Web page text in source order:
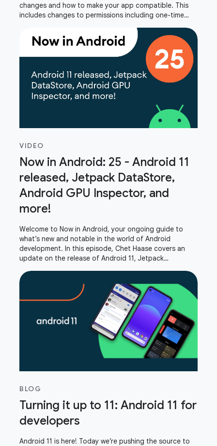
changes and how to make your app compatible. This
includes changes to permissions including one-time
VIDEO
Now in Android: 25 - Android 11
released, Jetpack DataStore,
Android GPU Inspector, and
more!
Welcome to Now in Android, your ongoing guide to
what’s new and notable in the world of Android
development. In this episode, Chet Haase covers an
update on the release of Android 11, Jetpack
and
BLOG
Turning it up to 11: Android 11 for
developers
Android 11 is here! Today we’re pushing the source to